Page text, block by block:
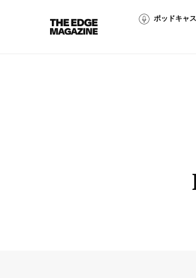
The
Edge
Magazine
ポッドキャ